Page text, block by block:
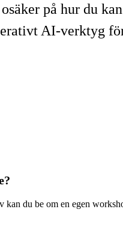
på hur du
AI-verktyg
kan du be om en egen